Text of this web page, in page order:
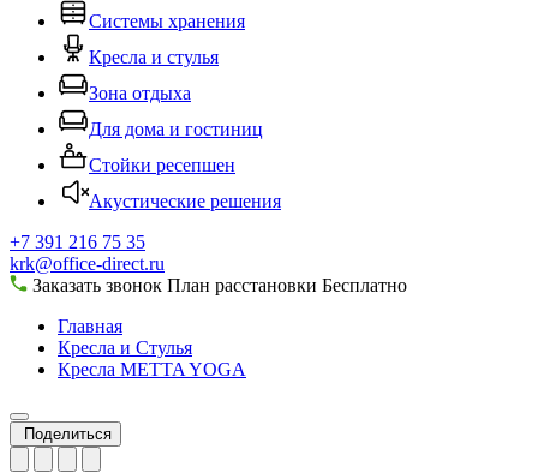
Системы хранения
Кресла и стулья
Зона отдыха
Для дома и гостиниц
Стойки ресепшен
Акустические решения
+7 391 216 75 35
krk@office-direct.ru
Заказать звонок План расстановки Бесплатно
Главная
Кресла и Стулья
Кресла METTA YOGA
Поделиться